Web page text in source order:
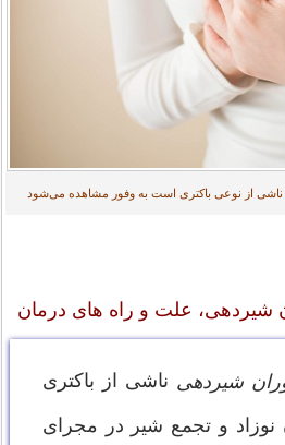
از نوعی باکتری است به وفور مشاهده می‌شود
شیردهی، علت و راه های درمان
شیردهی ناشی از باکتری
نوزاد و تجمع شیر در مجرای